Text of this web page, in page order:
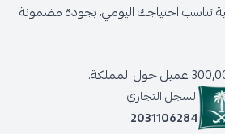
تناسب احتياجك اليومي، بجودة مضمونة
السجل التجاري
2031106284